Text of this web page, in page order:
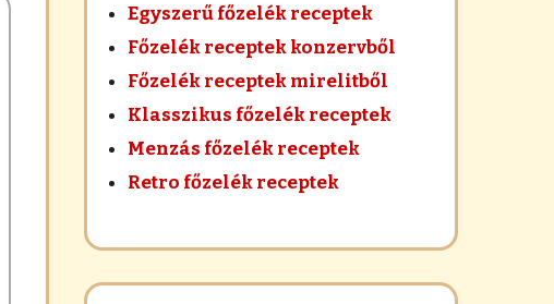
Egyszerű főzelék receptek
Főzelék receptek konzervből
Főzelék receptek mirelitből
Klasszikus főzelék receptek
Menzás főzelék receptek
Retro főzelék receptek